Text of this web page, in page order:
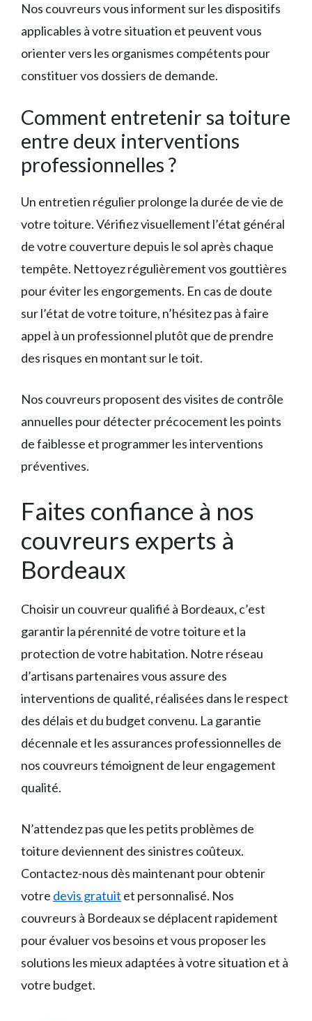
Nos couvreurs vous informent sur les dispositifs
applicables à votre situation et peuvent vous
orienter vers les organismes compétents pour
constituer vos dossiers de demande.
Comment entretenir sa toiture
entre deux interventions
professionnelles ?
Un entretien régulier prolonge la durée de vie de
votre toiture. Vérifiez visuellement l’état général
de votre couverture depuis le sol après chaque
tempête. Nettoyez régulièrement vos gouttières
pour éviter les engorgements. En cas de doute
sur l’état de votre toiture, n’hésitez pas à faire
appel à un professionnel plutôt que de prendre
des risques en montant sur le toit.
Nos couvreurs proposent des visites de contrôle
annuelles pour détecter précocement les points
de faiblesse et programmer les interventions
préventives.
Faites confiance à nos
couvreurs experts à
Bordeaux
Choisir un couvreur qualifié à Bordeaux, c’est
garantir la pérennité de votre toiture et la
protection de votre habitation. Notre réseau
d’artisans partenaires vous assure des
interventions de qualité, réalisées dans le respect
des délais et du budget convenu. La garantie
décennale et les assurances professionnelles de
nos couvreurs témoignent de leur engagement
qualité.
N’attendez pas que les petits problèmes de
toiture deviennent des sinistres coûteux.
Contactez-nous dès maintenant pour obtenir
votre devis gratuit et personnalisé. Nos
couvreurs à Bordeaux se déplacent rapidement
pour évaluer vos besoins et vous proposer les
solutions les mieux adaptées à votre situation et à
votre budget.